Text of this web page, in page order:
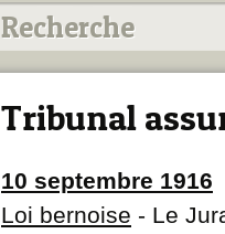
Tribunal
10 septembre 1916
Loi bernoise - Le